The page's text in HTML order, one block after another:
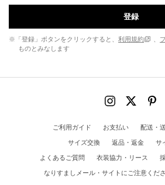
登録
※「登録」ボタンをクリックすると、 利用規約 、
ものとみなします
ご利用ガイド お支払い 配送・
サイズ交換
返品・返金
サ
よくあるご質問
衣装協力・リース
なりすましメール・サイトにご注意くだ